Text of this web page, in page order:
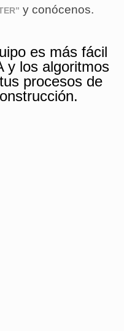
y conócenos.
es más fácil
y los algoritmos
procesos de